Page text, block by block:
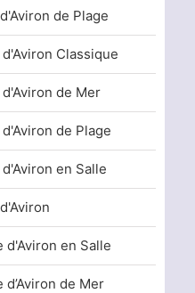
de Plage
Classique
de Mer
de Plage
en Salle
d'Aviron en Salle
de Mer